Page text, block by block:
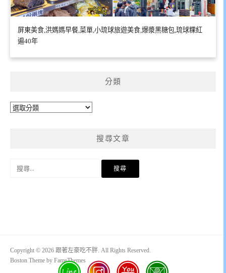
屏東美食,洪媽媽早餐,菜單,小琉球旅遊美食,爆漿黑糖包,琉球粿紅
遍40年
分類
分
搜尋文章
Copyright © 2026 跟著左豪吃不胖. All Rights Reserved.
Boston Theme by FameThemes